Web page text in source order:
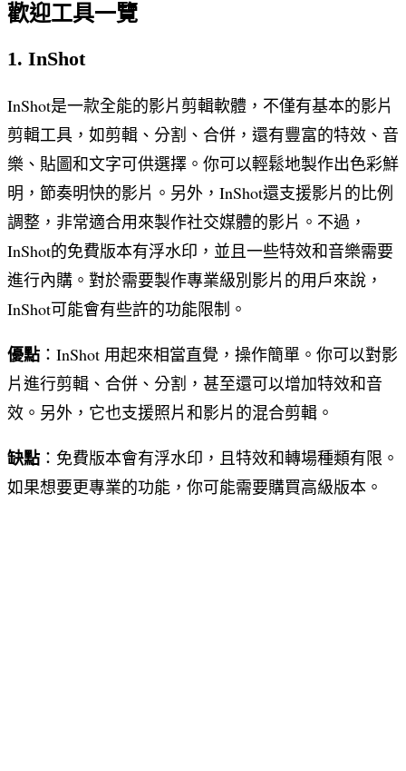
歡迎工具一覽
1. InShot
InShot是一款全能的影片剪輯軟體，不僅有基本的影片
剪輯工具，如剪輯、分割、合併，還有豐富的特效、音
樂、貼圖和文字可供選擇。你可以輕鬆地製作出色彩鮮
明，節奏明快的影片。另外，InShot還支援影片的比例
調整，非常適合用來製作社交媒體的影片。不過，
InShot的免費版本有浮水印，並且一些特效和音樂需要
進行內購。對於需要製作專業級別影片的用戶來說，
InShot可能會有些許的功能限制。
優點 ：InShot 用起來相當直覺，操作簡單。你可以對影
片進行剪輯、合併、分割，甚至還可以增加特效和音
效。另外，它也支援照片和影片的混合剪輯。
缺點 ：免費版本會有浮水印，且特效和轉場種類有限。
如果想要更專業的功能，你可能需要購買高級版本。